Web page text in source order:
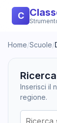
C
Home/Scuole/
Inserisci il
regione.